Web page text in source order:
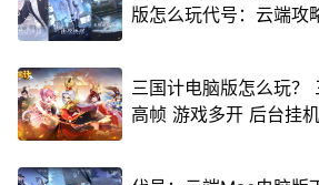
版怎么玩代号：云端攻
三国计电脑版怎么玩？
高帧 游戏多开 后台挂